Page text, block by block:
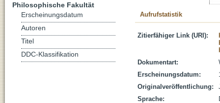
Aufrufstatistik
Zitierfähiger Link (URI):
Dokumentart:
Erscheinungsdatum:
Originalveröffentlichung:
Sprache:
Philosophische Fakultät
Erscheinungsdatum
Autoren
Titel
DDC-Klassifikation